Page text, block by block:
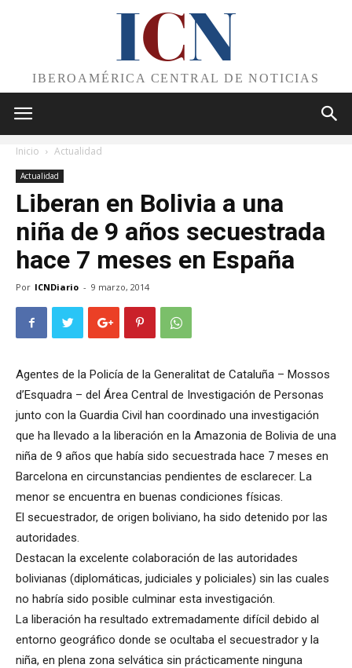
ICN
IBEROAMÉRICA CENTRAL DE NOTICIAS
Inicio Actualidad
Actualidad
Liberan en Bolivia a una
niña de 9 años secuestrada
hace 7 meses en España
Por ICNDiario - 9 marzo, 2014
Agentes de la Policía de la Generalitat de Cataluña – Mossos
d’Esquadra – del Área Central de Investigación de Personas
junto con la Guardia Civil han coordinado una investigación
que ha llevado a la liberación en la Amazonia de Bolivia de una
niña de 9 años que había sido secuestrada hace 7 meses en
Barcelona en circunstancias pendientes de esclarecer. La
menor se encuentra en buenas condiciones físicas.
El secuestrador, de origen boliviano, ha sido detenido por las
autoridades.
Destacan la excelente colaboración de las autoridades
bolivianas (diplomáticas, judiciales y policiales) sin las cuales
no habría sido posible culminar esta investigación.
La liberación ha resultado extremadamente difícil debido al
entorno geográfico donde se ocultaba el secuestrador y la
niña, en plena zona selvática sin prácticamente ninguna